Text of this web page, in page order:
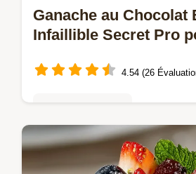
Ganache au Chocolat
Infaillible Secret Pro
4.54 (26
Obtenez une Ganache au
veloutée et brillante à coup